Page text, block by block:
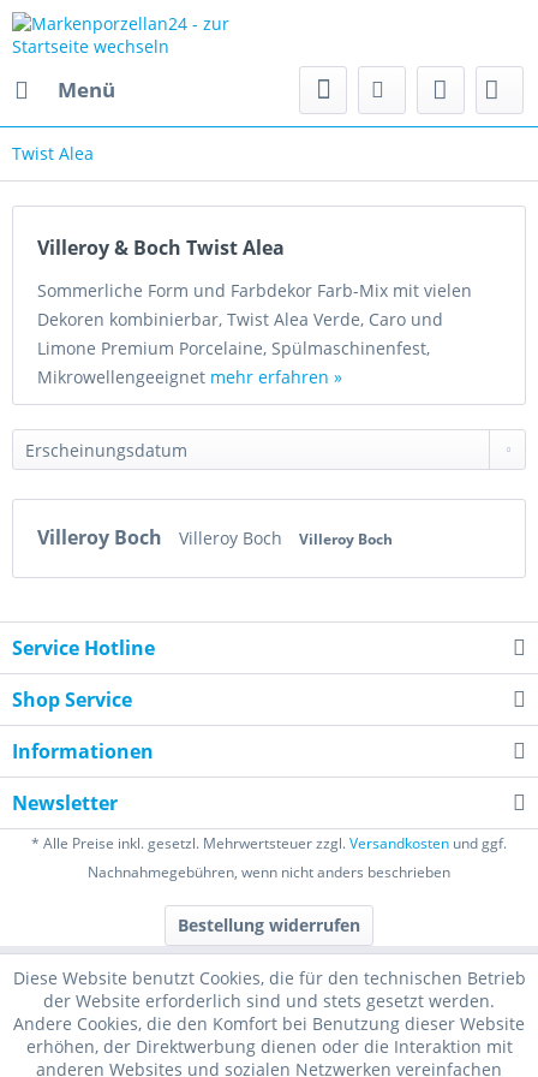
Menü
Twist Alea
Villeroy & Boch Twist Alea
Sommerliche Form und Farbdekor Farb-Mix mit vielen
Dekoren kombinierbar, Twist Alea Verde, Caro und
Limone Premium Porcelaine, Spülmaschinenfest,
Mikrowellengeeignet mehr erfahren »
Villeroy Boch Villeroy Boch Villeroy Boch
Service Hotline
Shop Service
Informationen
Newsletter
* Alle Preise inkl. gesetzl. Mehrwertsteuer zzgl.Versandkosten und ggf.
Nachnahmegebühren, wenn nicht anders beschrieben
Bestellung widerrufen
Diese Website benutzt Cookies, die für den technischen Betrieb
der Website erforderlich sind und stets gesetzt werden.
Andere Cookies, die den Komfort bei Benutzung dieser Website
erhöhen, der Direktwerbung dienen oder die Interaktion mit
anderen Websites und sozialen Netzwerken vereinfachen